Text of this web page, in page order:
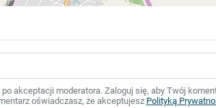
akceptacji moderatora. Zaloguj się, aby Twój
oświadczasz, że akceptujesz Polityką